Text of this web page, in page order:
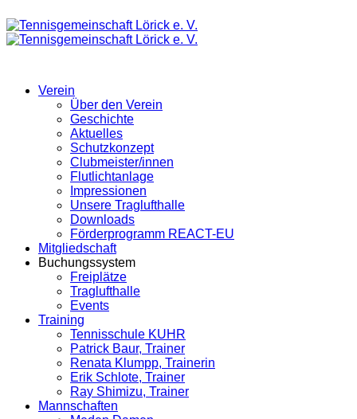
Verein
Über den Verein
Geschichte
Aktuelles
Schutzkonzept
Clubmeister/innen
Flutlichtanlage
Impressionen
Unsere Traglufthalle
Downloads
Förderprogramm REACT-EU
Mitgliedschaft
Buchungssystem
Freiplätze
Traglufthalle
Events
Training
Tennisschule KUHR
Patrick Baur, Trainer
Renata Klumpp, Trainerin
Erik Schlote, Trainer
Ray Shimizu, Trainer
Mannschaften